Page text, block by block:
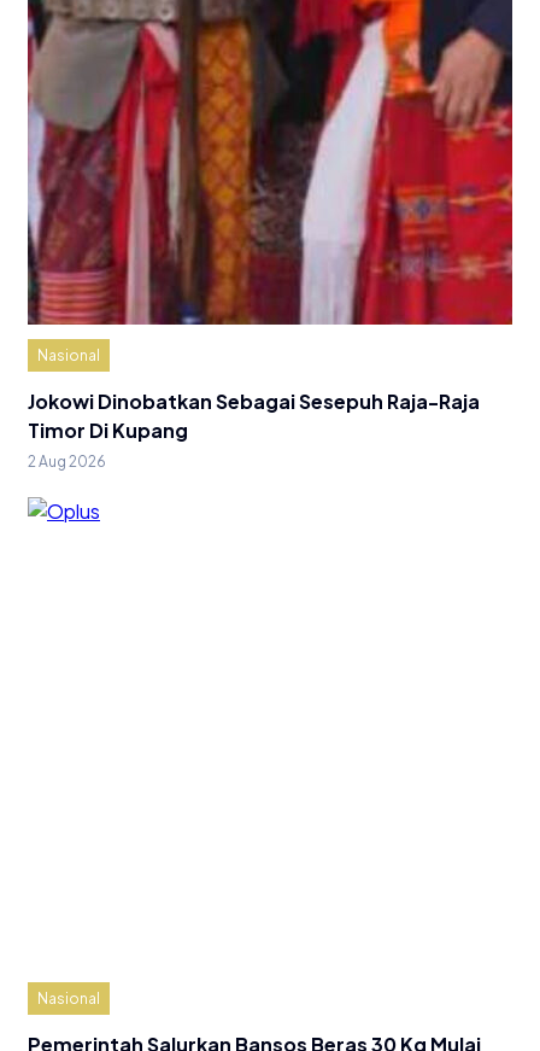
Nasional
Jokowi Dinobatkan Sebagai Sesepuh Raja-Raja
Timor Di Kupang
2 Aug 2026
Nasional
Pemerintah Salurkan Bansos Beras 30 Kg Mulai